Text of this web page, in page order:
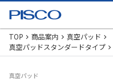
TOP 商品案内
真空パッド
真空パッドスタンダードタイプ
真空パッド